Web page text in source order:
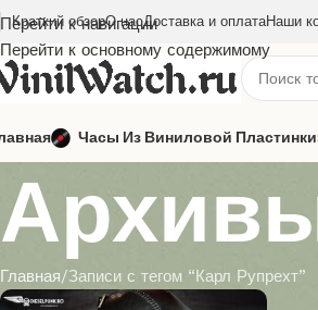
Перейти к навигации
Перейти к основному содержимому
Краткий обзорО насДоставка и оплатаНаши
Часы Из Виниловой Пластинки
Главная Записи с тегом “Карл Рупрехт”